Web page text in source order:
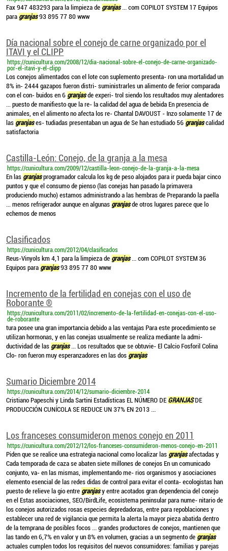
Fax 947 483293 para la limpieza de granjas... com COPILOT SYSTEM 17 Equipos
para granjas93 895 77 80 www
Día nacional sobre el conejo de carne organizado por el
ITAVI y el CLIPP
https://cunicultura.com/2008/12/dia-nacional-sobre-el-conejo-de-carne-organizado-
por-el-itavi-y-el-clipp
Los conejos alimentados con el lote con suplemento presenta- ron una mortalidad un
8% in- 2444 gazapos fueron distri- suministrarles un alimento de ferior comparada
con el con- buidos en 6 granjasde experi- trol siendo los resultados muy alentadores
... puesto de manifiesto que la re- la calidad del agua de bebida En presencia de
animales, en el alimento no afecta los re- Chantal DAVOUST - Inzo solamente 17 de
las granjases- tudiadas presentaban un agua de Se han estudiado 56 granjascalidad
satisfactoria
Castilla-León: Conejo, de la granja a la mesa
https://cunicultura.com/2009/12/castilla-leon-conejo-de-la-granja-a-la-mesa
En las granjasprogramador calcula los kg de peso alojados para ir pueda bajar cinco
puntos y que el consumo de pienso (las conejas han pasado la primavera
produciendo mucho) estamos administrando a las hembras de Preparando la paella
... menos refrigerador aunque en algunas granjasde otros lugares parece que lo
echemos de menos
Clasificados
https://cunicultura.com/2012/04/clasificados
Reus-Vinyols km 4,1 para la limpieza de granjas... com COPILOT SYSTEM 36
Equipos para granjas93 895 77 80 www
Incremento de la fertilidad en conejas con el uso de
Roborante ®
https://cunicultura.com/2011/02/incremento-de-la-fertilidad-en-conejas-con-el-uso-
de-roborante
tura posee una gran importancia debido a las ventajas Para este procedimiento se
utilizan hormonas, y en las conejas usualmente se realiza mediante la admi-
ductividad de las granjas... Los resultados que se obtuvie- El Calcio Fosforil Colina
Clo- ron fueron muy esperanzadores en las dos granjas
Sumario Diciembre 2014
https://cunicultura.com/2014/12/sumario-diciembre-2014
Cristiano Papeschi y Linda Sartini Estadísticas EL NÚMERO DE GRANJASDE
PRODUCCIÓN CUNÍCOLA SE REDUCE UN 37% EN 2013 ...
Los franceses consumideron menos conejo en 2011
https://cunicultura.com/2012/12/los-franceses-consumideron-menos-conejo-en-2011
Piden que se realice una estrategia nacional como localizar las granjasafectadas y
Cada temporada de caza se abaten siete millones de conejos En un comunicado
conjunto, va- en las mismas, implementando me- rios organismos y asociaciones
elemento esencial de las redes didas de control para evitar el conta- ecologistas han
puesto de relieve la gio entre granjasy entre acotados gran dependencia del conejo
en el Estas asociaciones, SEO/BirdLife, ecosistema peninsular para nume- nitario de
los conejos autorizados rosas especies depredadoras, entre para repoblaciones y
establecer una red de vigilancia que permita la alerta la mayor pieza abatida dentro
de la temprana de posibles focos ... grandes productores de conejos, mantienen que
las tando en 6,7% en valor y un 8% en volumen, gracias a un segmento de granjas
actuales cumplen todos los requisitos del nuevos consumidores: familias y parejas